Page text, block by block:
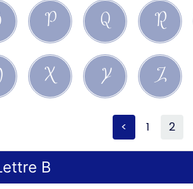
P Q R
X Y Z
< 1 2
B